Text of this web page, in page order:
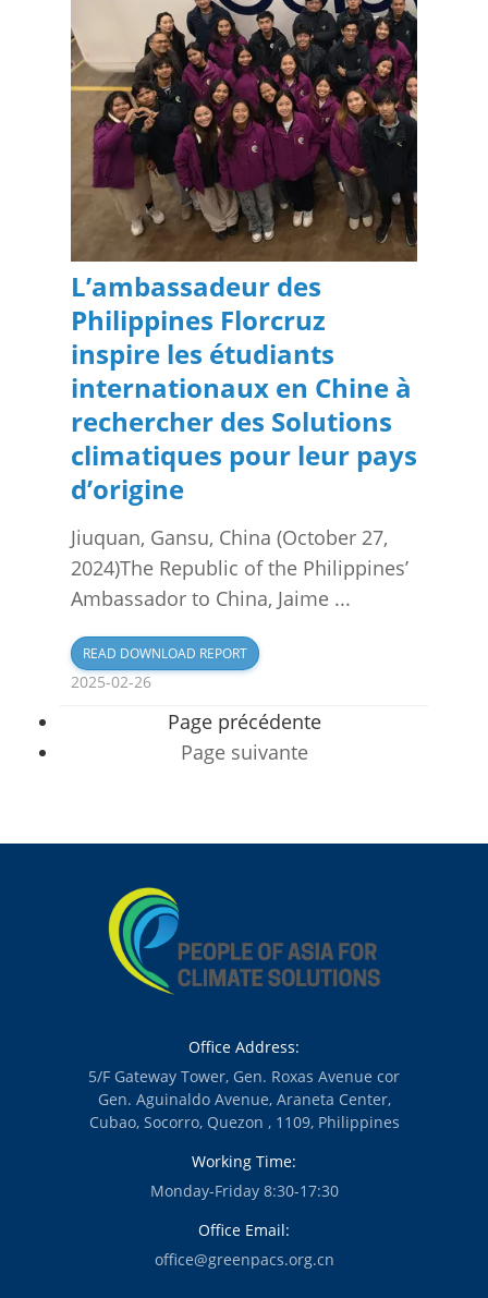
L’ambassadeur des
Philippines Florcruz
inspire les étudiants
internationaux en Chine à
rechercher des Solutions
climatiques pour leur pays
d’origine
Jiuquan, Gansu, China (October 27,
2024)The Republic of the Philippines’
Ambassador to China, Jaime ...
READ DOWNLOAD REPORT
2025-02-26
Page précédente
Page suivante
Office Address:
5/F Gateway Tower, Gen. Roxas Avenue cor
Gen. Aguinaldo Avenue, Araneta Center,
Cubao, Socorro, Quezon , 1109, Philippines
Working Time:
Monday-Friday 8:30-17:30
Office Email:
office@greenpacs.org.cn